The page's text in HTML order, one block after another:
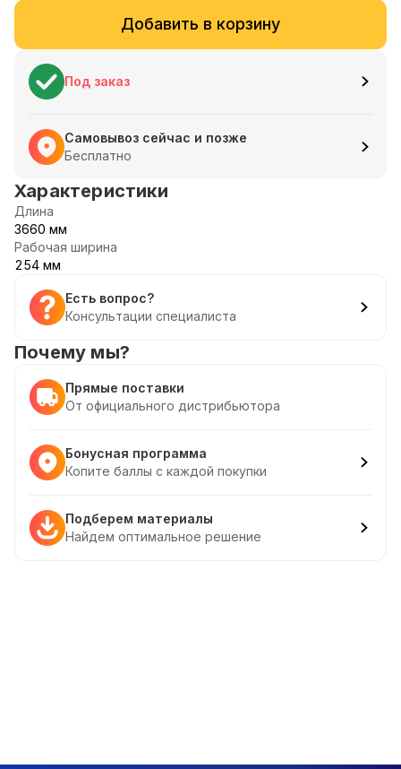
Добавить в корзину
Под заказ
Самовывоз сейчас и позже
Бесплатно
Характеристики
Длина
3660 мм
Рабочая ширина
254 мм
Есть вопрос?
Консультации специалиста
Почему мы?
Прямые поставки
От официального дистрибьютора
Бонусная программа
Копите баллы с каждой покупки
Подберем материалы
Найдем оптимальное решение